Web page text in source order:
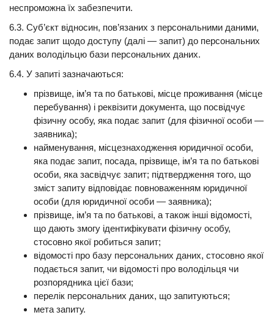
неспроможна їх забезпечити.
6.3. Суб’єкт відносин, пов’язаних з персональними даними,
подає запит щодо доступу (далі — запит) до персональних
даних володільцю бази персональних даних.
6.4. У запиті зазначаються:
прізвище, ім’я та по батькові, місце проживання (місце
перебування) і реквізити документа, що посвідчує
фізичну особу, яка подає запит (для фізичної особи —
заявника);
найменування, місцезнаходження юридичної особи,
яка подає запит, посада, прізвище, ім’я та по батькові
особи, яка засвідчує запит; підтвердження того, що
зміст запиту відповідає повноваженням юридичної
особи (для юридичної особи — заявника);
прізвище, ім’я та по батькові, а також інші відомості,
що дають змогу ідентифікувати фізичну особу,
стосовно якої робиться запит;
відомості про базу персональних даних, стосовно якої
подається запит, чи відомості про володільця чи
розпорядника цієї бази;
перелік персональних даних, що запитуються;
мета запиту.